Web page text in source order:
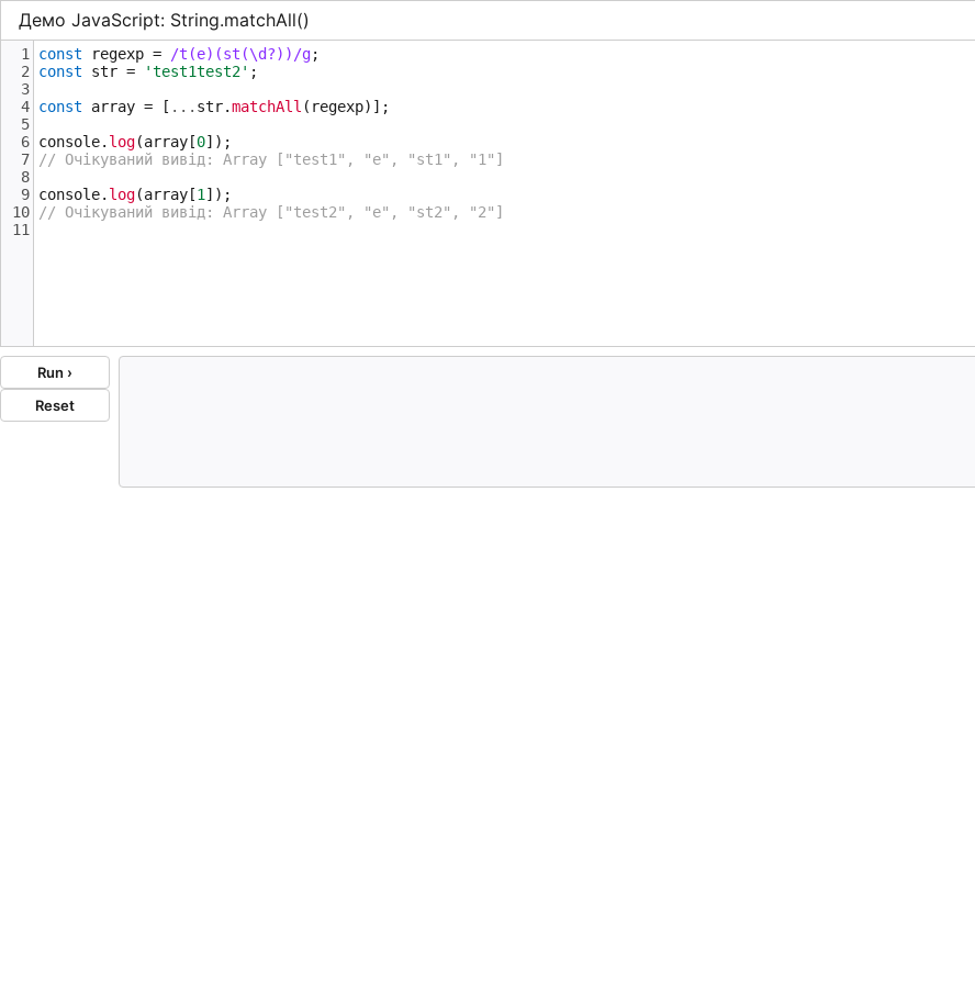
Демо JavaScript: String.matchAll()
1 const regexp = /t(e)(st(\d?))/g;
2
const str = 'test1test2' ;
3
4 const array = [ ... str.matchAll ( regexp)];
5
6 console. log(array [0]);
7
// Очікуваний вивід: Array ["test1", "e", "st1", "1"]
8
9 console. log(array [1 ]);
10
// Очікуваний вивід: Array ["test2", "e", "st2", "2"]
11
Run ›
Reset